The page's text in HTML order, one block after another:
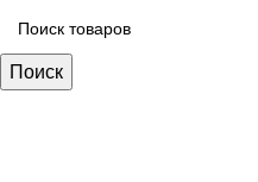
Поиск